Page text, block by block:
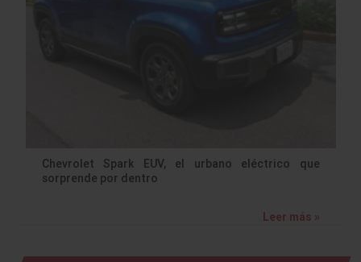
Chevrolet Spark EUV, el urbano eléctrico que
sorprende por dentro
Leer más »